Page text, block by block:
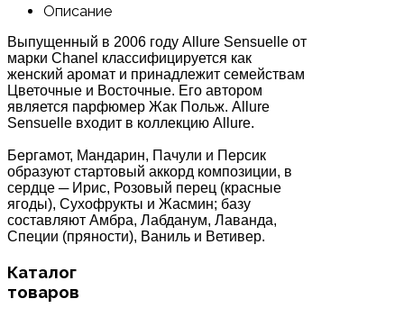
Описание
Выпущенный в 2006 году Allure Sensuelle от
марки Chanel классифицируется как
женский аромат и принадлежит семействам
Цветочные и Восточные. Его автором
является парфюмер Жак Польж. Allure
Sensuelle входит в коллекцию Allure.
Бергамот, Мандарин, Пачули и Персик
образуют стартовый аккорд композиции, в
сердце ─ Ирис, Розовый перец (красные
ягоды), Сухофрукты и Жасмин; базу
составляют Амбра, Лабданум, Лаванда,
Специи (пряности), Ваниль и Ветивер.
Каталог
товаров